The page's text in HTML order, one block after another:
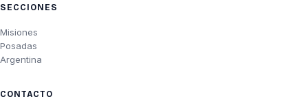
SECCIONES
Misiones
Posadas
Argentina
CONTACTO